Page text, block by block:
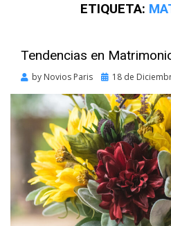
ETIQUETA:
Tendencias en
by Novios Paris
Posted
18 de